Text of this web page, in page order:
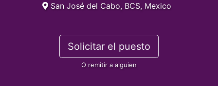
San José del Cabo, BCS, Mexico
Solicitar el puesto
O remitir a alguien